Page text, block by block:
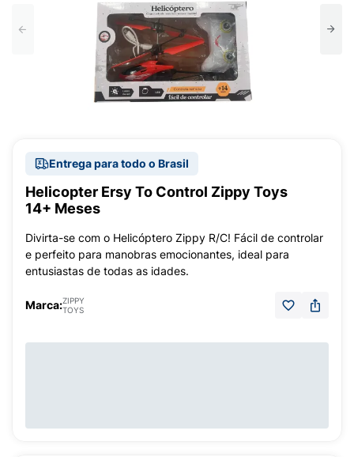
Entrega para todo o Brasil
Helicopter Ersy To Control Zippy Toys
14+ Meses
Divirta-se com o Helicóptero Zippy R/C! Fácil de controlar
e perfeito para manobras emocionantes, ideal para
entusiastas de todas as idades.
Marca:ZIPPY
TOYS